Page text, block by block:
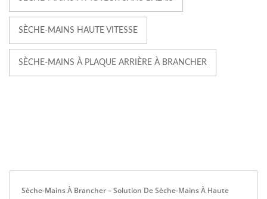
SÈCHE-MAINS HAUTE VITESSE
SÈCHE-MAINS À PLAQUE ARRIÈRE À BRANCHER
Sèche-Mains À Brancher – Solution De Sèche-Mains À Haute